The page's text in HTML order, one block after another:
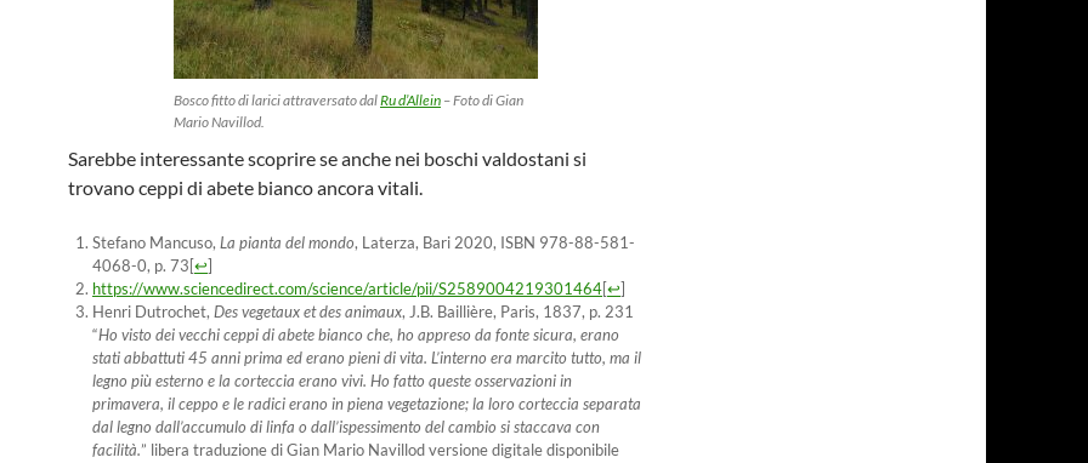
Bosco fitto di larici attraversato dalRu d’Allein – Foto di Gian
Mario Navillod.
Sarebbe interessante scoprire se anche nei boschi valdostani si
trovano ceppi di abete bianco ancora vitali.
Stefano Mancuso, La pianta del mondo, Laterza, Bari 2020, ISBN 978-88-581-
4068-0, p. 73[↩]
https://www.sciencedirect.com/science/article/pii/S2589004219301464[↩]
Henri Dutrochet, Des vegetaux et des animaux, J.B. Baillière, Paris, 1837, p. 231
“Ho visto dei vecchi ceppi di abete bianco che, ho appreso da fonte sicura, erano
stati abbattuti 45 anni prima ed erano pieni di vita. L’interno era marcito tutto, ma il
legno più esterno e la corteccia erano vivi. Ho fatto queste osservazioni in
primavera, il ceppo e le radici erano in piena vegetazione; la loro corteccia separata
dal legno dall’accumulo di linfa o dall’ispessimento del cambio si staccava con
facilità.” libera traduzione di Gian Mario Navillod versione digitale disponibile